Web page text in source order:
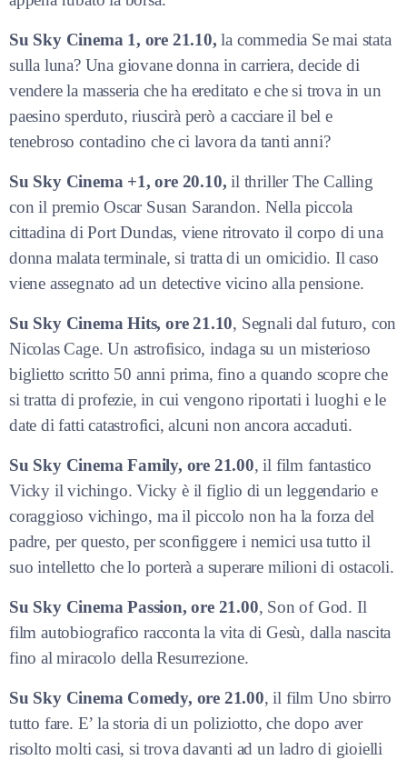
Su Sky Cinema 1, ore 21.10, la commedia Se mai stata
sulla luna? Una giovane donna in carriera, decide di
vendere la masseria che ha ereditato e che si trova in un
paesino sperduto, riuscirà però a cacciare il bel e
tenebroso contadino che ci lavora da tanti anni?
Su Sky Cinema +1, ore 20.10, il thriller The Calling
con il premio Oscar Susan Sarandon. Nella piccola
cittadina di Port Dundas, viene ritrovato il corpo di una
donna malata terminale, si tratta di un omicidio. Il caso
viene assegnato ad un detective vicino alla pensione.
Su Sky Cinema Hits, ore 21.10, Segnali dal futuro, con
Nicolas Cage. Un astrofisico, indaga su un misterioso
biglietto scritto 50 anni prima, fino a quando scopre che
si tratta di profezie, in cui vengono riportati i luoghi e le
date di fatti catastrofici, alcuni non ancora accaduti.
Su Sky Cinema Family, ore 21.00, il film fantastico
Vicky il vichingo. Vicky è il figlio di un leggendario e
coraggioso vichingo, ma il piccolo non ha la forza del
padre, per questo, per sconfiggere i nemici usa tutto il
suo intelletto che lo porterà a superare milioni di ostacoli.
Su Sky Cinema Passion, ore 21.00, Son of God. Il
film autobiografico racconta la vita di Gesù, dalla nascita
fino al miracolo della Resurrezione.
Su Sky Cinema Comedy, ore 21.00, il film Uno sbirro
tutto fare. E’ la storia di un poliziotto, che dopo aver
risolto molti casi, si trova davanti ad un ladro di gioielli